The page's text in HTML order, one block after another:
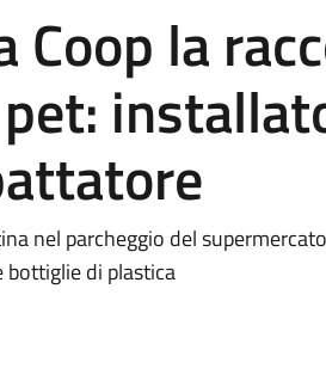
Coop la
nel parcheggio del
bottiglie di plastica